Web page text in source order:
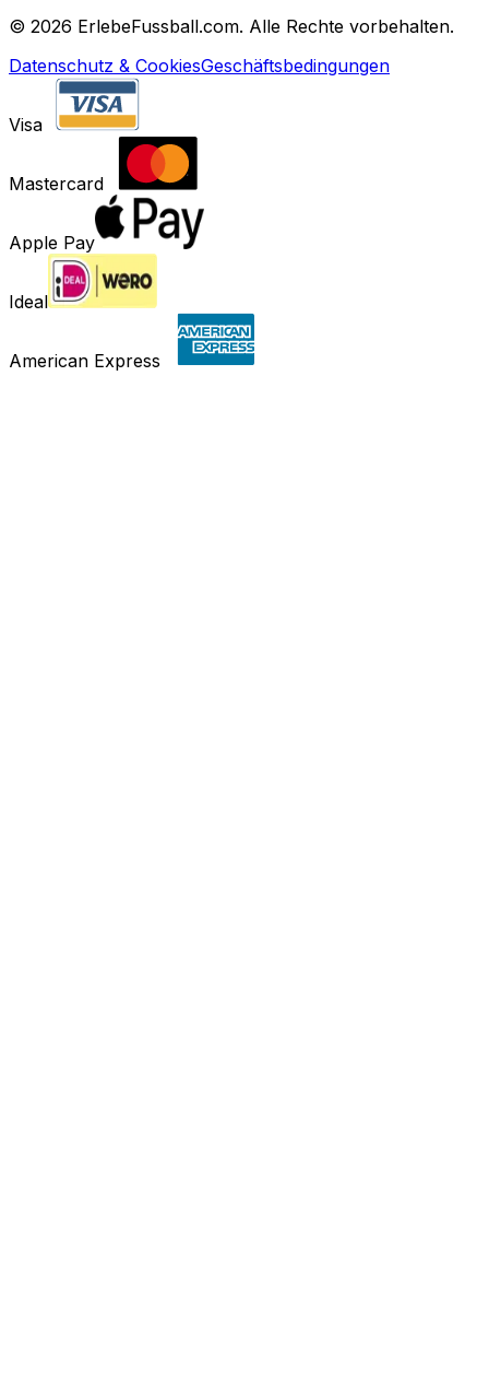
© 2026 ErlebeFussball.com. Alle Rechte vorbehalten.
Datenschutz & CookiesGeschäftsbedingungen
Visa
Mastercard
Apple Pay
Ideal
American Express